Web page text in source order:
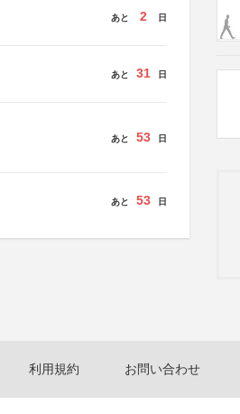
あと 2 日
あと 31 日
あと 53 日
あと 53 日
利用規約 お問い合わせ